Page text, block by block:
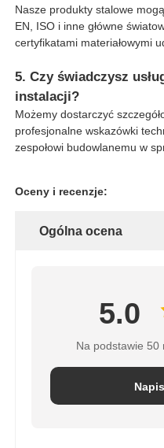
Nasze produkty stalowe
EN, ISO i inne główne
certyfikatami materiałowymi
5. Czy świadczysz
instalacji?
Możemy dostarczyć
profesjonalne wskazówki
zespołowi budowlanemu w
Oceny i recenzje:
Ogólna ocena
5.0
Na podstawie 50